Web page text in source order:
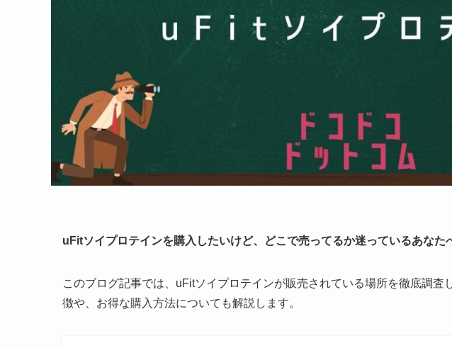
uFitソイプロテインを購入したいけど、どこで売ってるか迷っているあなた
このブログ記事では、uFitソイプロテインが販売されている場所を徹底調査
徴や、お得な購入方法についても解説します。